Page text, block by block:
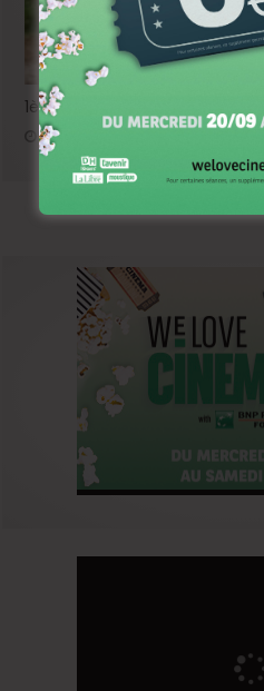
1ère image pour « Un silence
janvier 12, 2023